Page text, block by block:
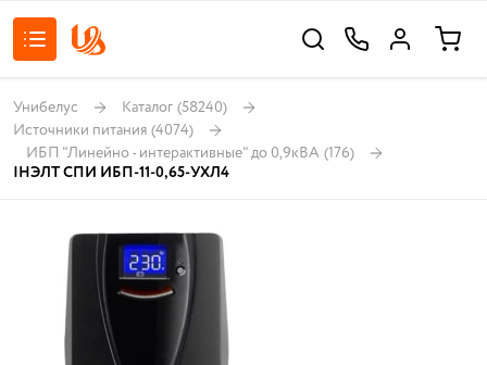
Унибелус Каталог (58240)
Источники питания (4074)
ИБП "Линейно - интерактивные" до 0,9кВА (176)
IНЭЛТ СПИ ИБП-11-0,65-УХЛ4